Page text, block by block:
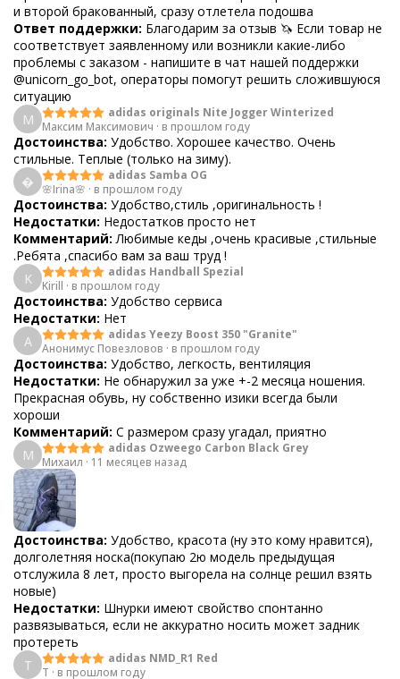
и второй бракованный, сразу отлетела подошва
Ответ поддержки: Благодарим за отзыв 🦄 Если товар не
соответствует заявленному или возникли какие-либо
проблемы с заказом - напишите в чат нашей поддержки
@unicorn_go_bot, операторы помогут решить сложившуюся
ситуацию
М
adidas originals Nite Jogger Winterized
Максим Максимович · в прошлом году
Достоинства: Удобство. Хорошее качество. Очень
стильные. Теплые (только на зиму).

adidas Samba OG
🌸Irina🌸 · в прошлом году
Достоинства: Удобство,стиль ,оригинальность !
Недостатки: Недостатков просто нет
Комментарий: Любимые кеды ,очень красивые ,стильные
.Ребята ,спасибо вам за ваш труд !
K
adidas Handball Spezial
Kirill · в прошлом году
Достоинства: Удобство сервиса
Недостатки: Нет
А
adidas Yeezy Boost 350 "Granite"
Анонимус Повезловов · в прошлом году
Достоинства: Удобство, легкость, вентиляция
Недостатки: Не обнаружил за уже +-2 месяца ношения.
Прекрасная обувь, ну собственно изики всегда были
хороши
Комментарий: С размером сразу угадал, приятно
М
adidas Ozweego Carbon Black Grey
Михаил · 11 месяцев назад
Достоинства: Удобство, красота (ну это кому нравится),
долголетняя носка(покупаю 2ю модель предыдущая
отслужила 8 лет, просто выгорела на солнце решил взять
новые)
Недостатки: Шнурки имеют свойство спонтанно
развязываться, если не аккуратно носить может задник
протереть
T
adidas NMD_R1 Red
T · в прошлом году